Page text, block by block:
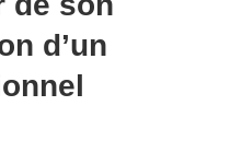
d’un